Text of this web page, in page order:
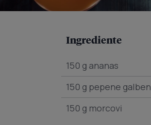
Ingrediente
150 g ananas
150 g pepene galben
150 g morcovi